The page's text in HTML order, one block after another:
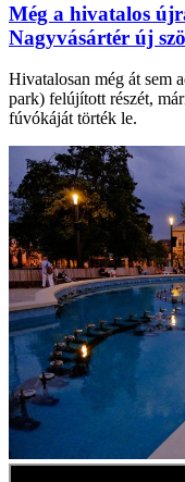
Még a hivatalos
Nagyvásártér új
Hivatalosan még át sem
park) felújított részét,
fúvókáját törték le.